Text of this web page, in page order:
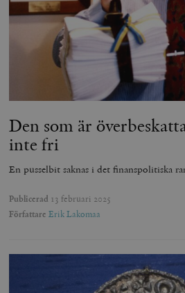
Den som är
inte fri
En pusselbit saknas i det finanspolitiska
Publicerad 13 februari 2025
Författare Erik Lakomaa